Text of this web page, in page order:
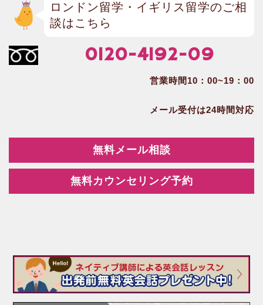
ロンドン留学・イギリス留学のご相
談はこちら
0120-4192-09
営業時間10：00~19：00
メール受付は24時間対応
無料メール相談
無料カウンセリング予約